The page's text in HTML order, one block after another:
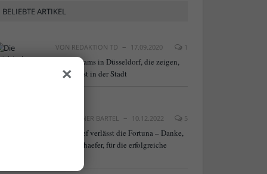
BELIEBTE ARTIKEL
VON REDAKTION TD 17.09.2020 1
20 Webcams in Düsseldorf, die zeigen,
was los ist in der Stadt
RAINER BARTEL 10.12.2022 5
NLZ-Chef verlässt die Fortuna – Danke,
Frank Schaefer, für die erfolgreiche
×